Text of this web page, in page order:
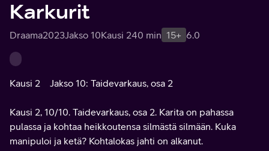
Karkurit
Draama2023Jakso 10Kausi 240 min 15+ 6.0
Kausi 2 Jakso 10: Taidevarkaus, osa 2
Kausi 2, 10/10. Taidevarkaus, osa 2. Karita on pahassa
pulassa ja kohtaa heikkoutensa silmästä silmään. Kuka
manipuloi ja ketä? Kohtalokas jahti on alkanut.